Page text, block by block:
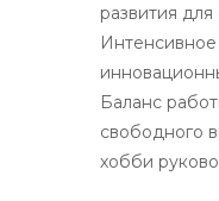
развития
Баланс
свободного
хобби